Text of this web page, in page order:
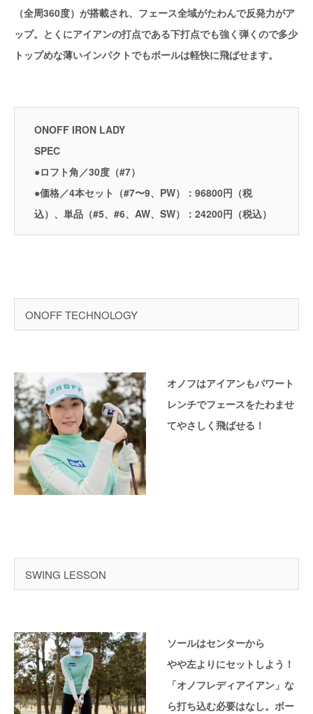
（全周360度）が搭載され、フェース全域がたわんで反発力がア
ップ。とくにアイアンの打点である下打点でも強く弾くので多少
トップめな薄いインパクトでもボールは軽快に飛ばせます。
ONOFF IRON LADY
SPEC
●ロフト角／30度（#7）
●価格／4本セット（#7〜9、PW）：96800円（税
込）、単品（#5、#6、AW、SW）：24200円（税込）
ONOFF TECHNOLOGY
オノフはアイアンもパワート
レンチでフェースをたわませ
てやさしく飛ばせる！
SWING LESSON
ソールはセンターから
やや左よりにセットしよう！
「オノフレディアイアン」な
ら打ち込む必要はなし。ボー